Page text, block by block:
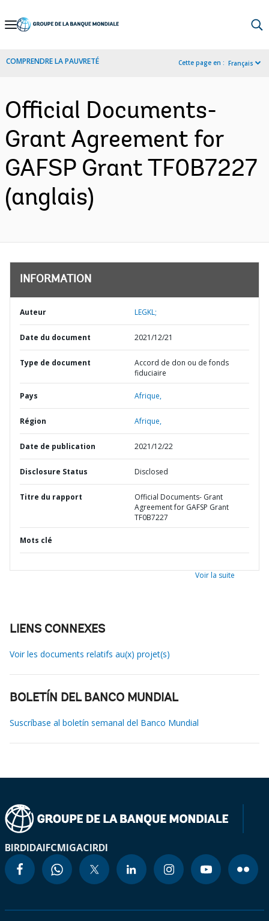
Skip
Navigation
COMPRENDRE LA PAUVRETÉ Cette page en : Français
Official Documents-
Grant Agreement for
GAFSP Grant TF0B7227
(anglais)
INFORMATION
Auteur LEGKL;
Date du document 2021/12/21
Type de document
Accord de don ou de fonds
fiduciaire
Pays Afrique,
Région Afrique,
Date de publication 2021/12/22
Disclosure Status Disclosed
Titre du rapport
Official Documents- Grant
Agreement for GAFSP Grant
TF0B7227
Mots clé
Voir la suite
LIENS CONNEXES
Voir les documents relatifs au(x) projet(s)
BOLETÍN DEL BANCO MUNDIAL
Suscríbase al boletín semanal del Banco Mundial
BIRDIDAIFCMIGACIRDI